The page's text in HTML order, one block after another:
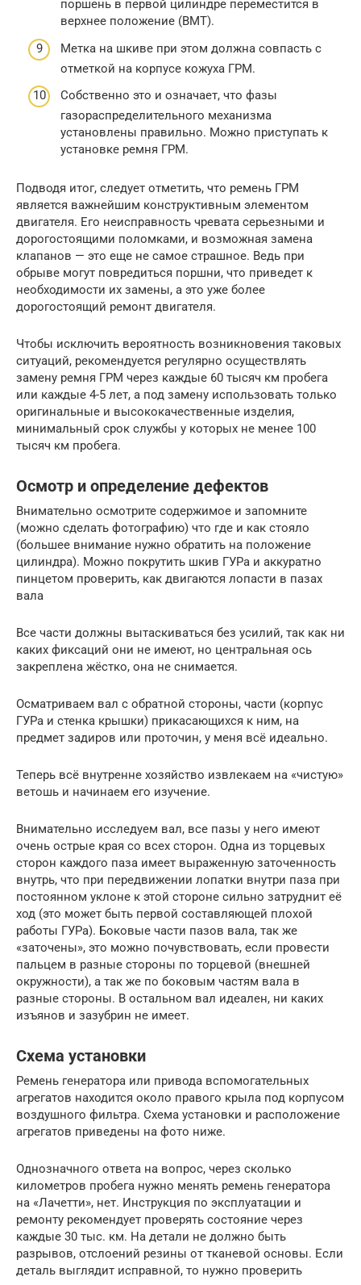
поршень в первой цилиндре переместится в
верхнее положение (ВМТ).
Метка на шкиве при этом должна совпасть с
отметкой на корпусе кожуха ГРМ.
Собственно это и означает, что фазы
газораспределительного механизма
установлены правильно. Можно приступать к
установке ремня ГРМ.
Подводя итог, следует отметить, что ремень ГРМ
является важнейшим конструктивным элементом
двигателя. Его неисправность чревата серьезными и
дорогостоящими поломками, и возможная замена
клапанов — это еще не самое страшное. Ведь при
обрыве могут повредиться поршни, что приведет к
необходимости их замены, а это уже более
дорогостоящий ремонт двигателя.
Чтобы исключить вероятность возникновения таковых
ситуаций, рекомендуется регулярно осуществлять
замену ремня ГРМ через каждые 60 тысяч км пробега
или каждые 4-5 лет, а под замену использовать только
оригинальные и высококачественные изделия,
минимальный срок службы у которых не менее 100
тысяч км пробега.
Осмотр и определение дефектов
Внимательно осмотрите содержимое и запомните
(можно сделать фотографию) что где и как стояло
(большее внимание нужно обратить на положение
цилиндра). Можно покрутить шкив ГУРа и аккуратно
пинцетом проверить, как двигаются лопасти в пазах
вала
Все части должны вытаскиваться без усилий, так как ни
каких фиксаций они не имеют, но центральная ось
закреплена жёстко, она не снимается.
Осматриваем вал с обратной стороны, части (корпус
ГУРа и стенка крышки) прикасающихся к ним, на
предмет задиров или проточин, у меня всё идеально.
Теперь всё внутренне хозяйство извлекаем на «чистую»
ветошь и начинаем его изучение.
Внимательно исследуем вал, все пазы у него имеют
очень острые края со всех сторон. Одна из торцевых
сторон каждого паза имеет выраженную заточенность
внутрь, что при передвижении лопатки внутри паза при
постоянном уклоне к этой стороне сильно затруднит её
ход (это может быть первой составляющей плохой
работы ГУРа). Боковые части пазов вала, так же
«заточены», это можно почувствовать, если провести
пальцем в разные стороны по торцевой (внешней
окружности), а так же по боковым частям вала в
разные стороны. В остальном вал идеален, ни каких
изъянов и зазубрин не имеет.
Схема установки
Ремень генератора или привода вспомогательных
агрегатов находится около правого крыла под корпусом
воздушного фильтра. Схема установки и расположение
агрегатов приведены на фото ниже.
Однозначного ответа на вопрос, через сколько
километров пробега нужно менять ремень генератора
на «Лачетти», нет. Инструкция по эксплуатации и
ремонту рекомендует проверять состояние через
каждые 30 тыс. км. На детали не должно быть
разрывов, отслоений резины от тканевой основы. Если
деталь выглядит исправной, то нужно проверить